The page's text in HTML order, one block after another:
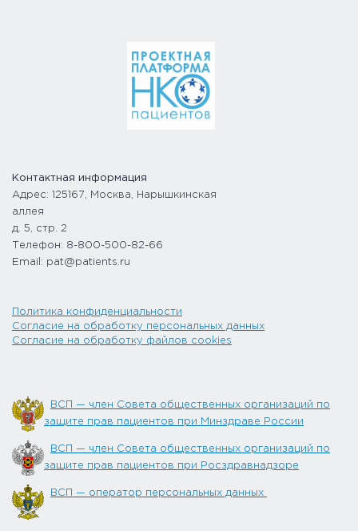
Контактная информация
Адрес: 125167, Москва, Нарышкинская
аллея
д. 5, стр. 2
Телефон: 8-800-500-82-66
Email: pat@patients.ru
Политика конфиденциальности
Согласие на обработку персональных данных
Согласие на обработку файлов cookies
ВСП — член Совета общественных организаций по
защите прав пациентов при Минздраве России
ВСП — член Совета общественных организаций по
защите прав пациентов при Росздравнадзоре
ВСП — оператор персональных данных